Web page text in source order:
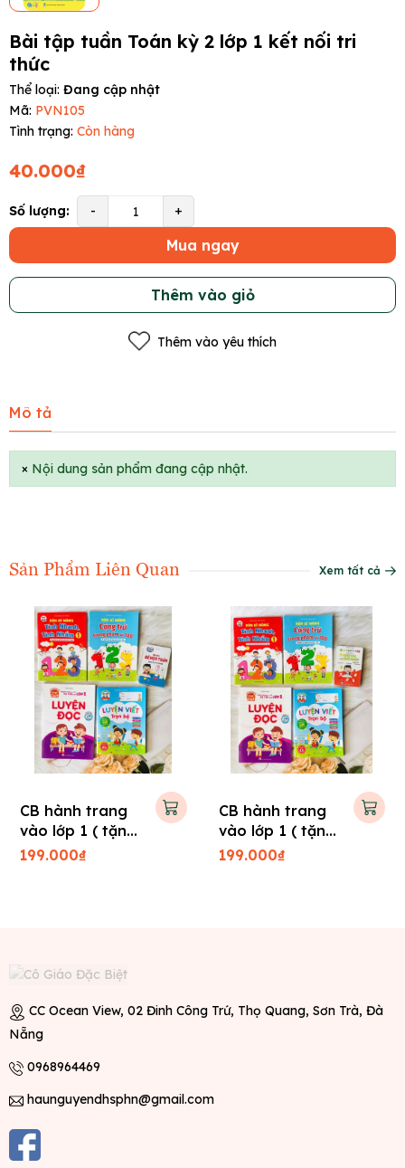
Bài tập tuần Toán kỳ 2 lớp 1 kết nối tri
thức
Thể loại: Đang cập nhật
Mã: PVN105
Tình trạng: Còn hàng
40.000₫
Số lượng: - +
Mua ngay
Thêm vào giỏ
Thêm vào yêu thích
Mô tả
× Nội dung sản phẩm đang cập nhật.
Sản Phẩm Liên Quan Xem tất cả
CB hành trang
vào lớp 1 ( tặng
kèm bộ thẻ bé
199.000₫
CB hành trang
vào lớp 1 ( tặng
kèm bộ thẻ chữ
199.000₫
CC Ocean View, 02 Đinh Công Trứ, Thọ Quang, Sơn Trà, Đà
Nẵng
0968964469
haunguyendhsphn@gmail.com